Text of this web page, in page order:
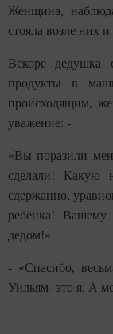
Женщина,
стояла возле них
Вскоре
продукты в
происходящим,
уважение: -
«Вы поразили
сделали! Какую
сдержанно,
ребёнка!
дедом!»
- «Спасибо,
Уильям- это я. А